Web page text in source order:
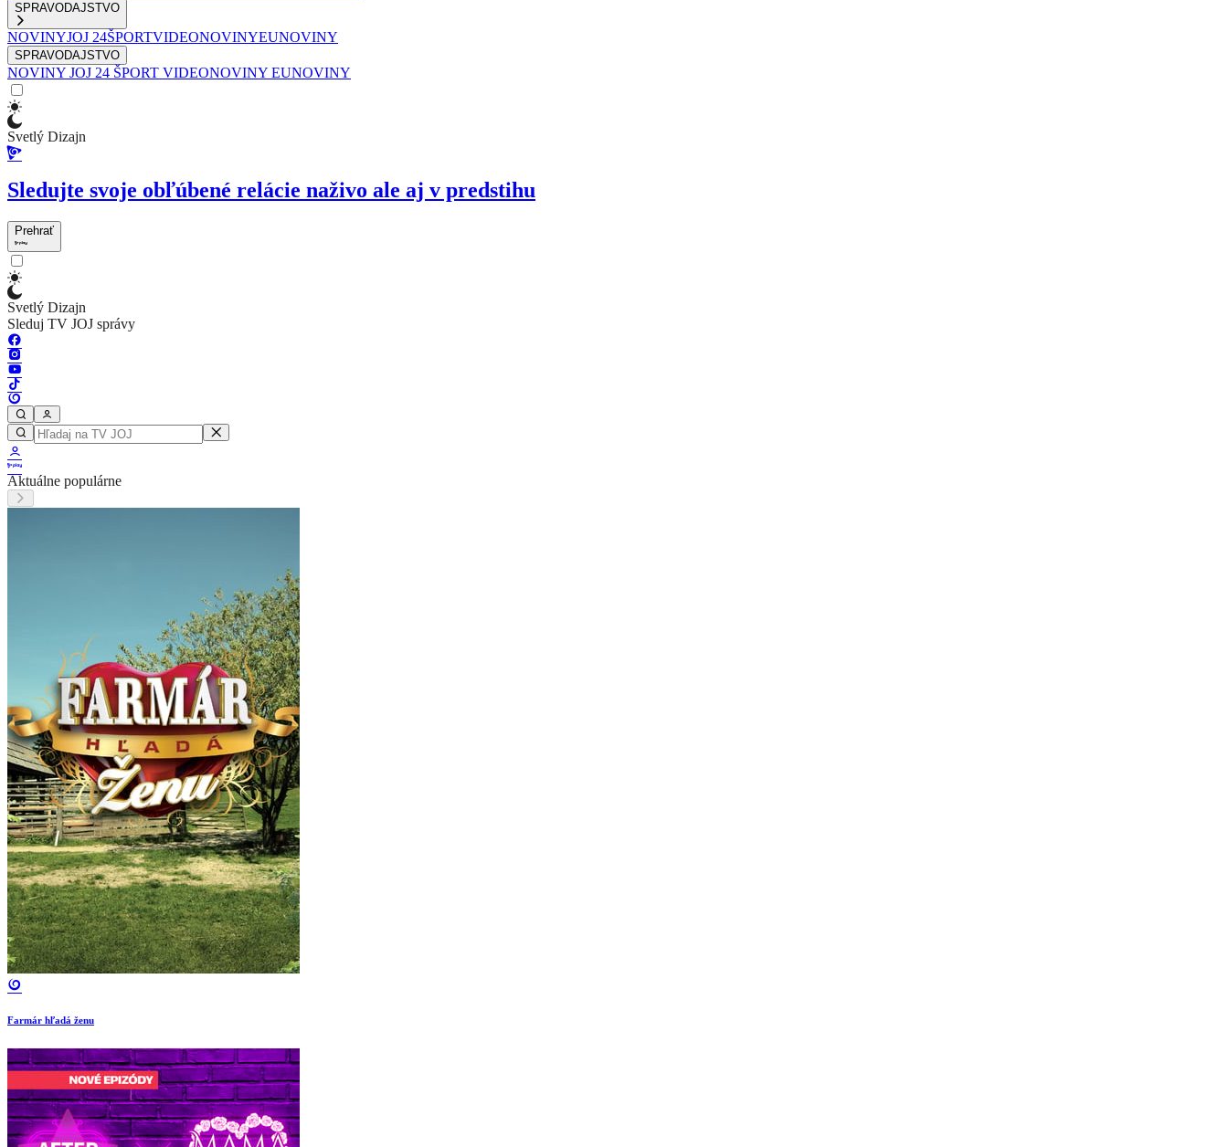
SPRAVODAJSTVO
NOVINYJOJ 24ŠPORTVIDEONOVINYEUNOVINY
SPRAVODAJSTVO
NOVINY JOJ 24 ŠPORT VIDEONOVINY EUNOVINY
Svetlý Dizajn
Sledujte svoje obľúbené relácie naživo ale aj v predstihu
Prehrať
Svetlý Dizajn
Sleduj TV JOJ správy
Aktuálne populárne
Farmár hľadá ženu